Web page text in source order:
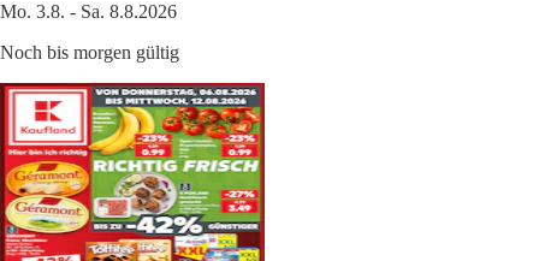
Mo. 3.8. - Sa. 8.8.2026
Noch bis morgen gültig